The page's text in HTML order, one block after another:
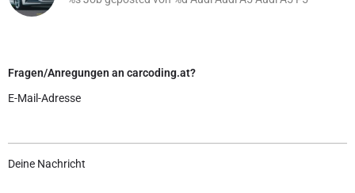
Fragen/Anregungen an carcoding.at?
E-Mail-Adresse
Deine Nachricht